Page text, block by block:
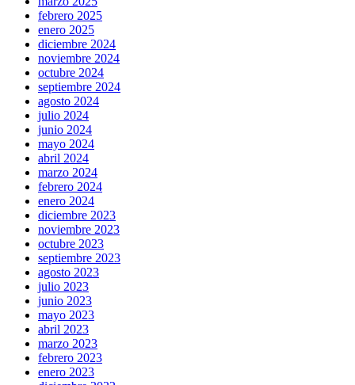
febrero 2025
enero 2025
diciembre 2024
noviembre 2024
octubre 2024
septiembre 2024
agosto 2024
julio 2024
junio 2024
mayo 2024
abril 2024
marzo 2024
febrero 2024
enero 2024
diciembre 2023
noviembre 2023
octubre 2023
septiembre 2023
agosto 2023
julio 2023
junio 2023
mayo 2023
abril 2023
marzo 2023
febrero 2023
enero 2023